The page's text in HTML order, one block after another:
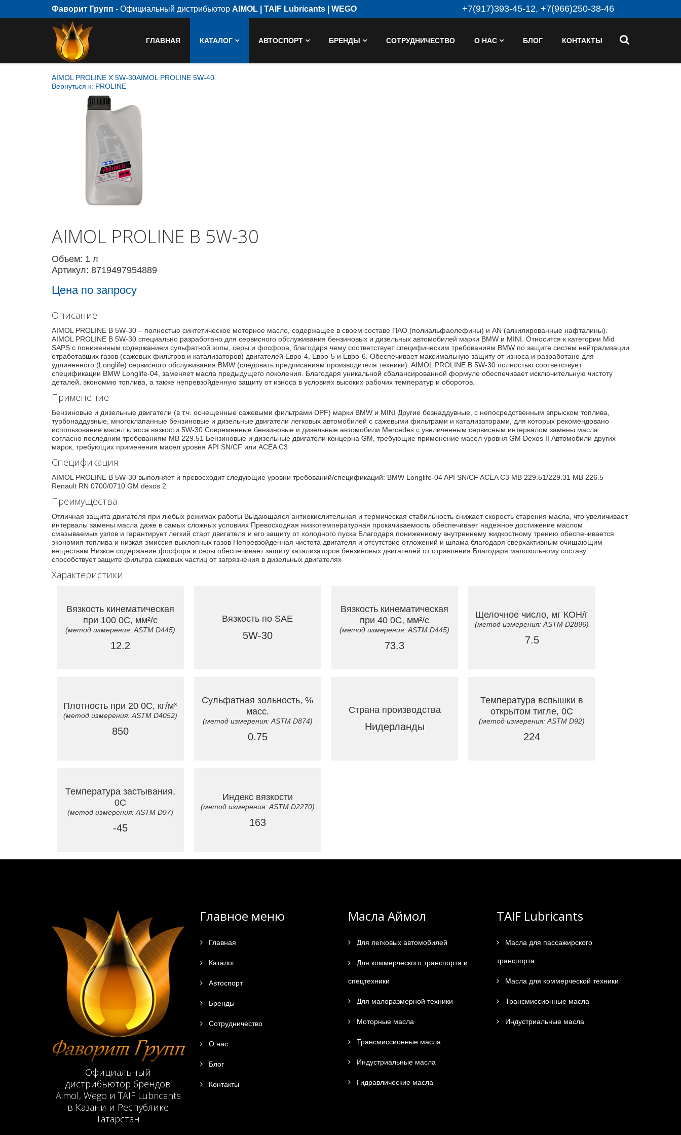
Фаворит Групп - Официальный дистрибьютор AIMOL | TAIF Lubricants | WEGO +7(917)393-45-12, +7(966)250-38-46
ГЛАВНАЯ КАТАЛОГ АВТОСПОРТ БРЕНДЫ СОТРУДНИЧЕСТВО О НАС БЛОГ КОНТАКТЫ
AIMOL PROLINE X 5W-30AIMOL PROLINE 5W-40
Вернуться к: PROLINE
AIMOL PROLINE B 5W-30
Объем: 1 л
Артикул: 8719497954889
Цена по запросу
Описание
AIMOL PROLINE B 5W-30 – полностью синтетическое моторное масло, содержащее в своем составе ПАО (полиальфаолефины) и AN (алкилированные нафталины).
AIMOL PROLINE B 5W-30 специально разработано для сервисного обслуживания бензиновых и дизельных автомобилей марки BMW и MINI. Относится к категории Mid
SAPS с пониженным содержанием сульфатной золы, серы и фосфора, благодаря чему соответствует специфическим требованиям BMW по защите систем нейтрализации
отработавших газов (сажевых фильтров и катализаторов) двигателей Евро-4, Евро-5 и Евро-6. Обеспечивает максимальную защиту от износа и разработано для
удлиненного (Longlife) сервисного обслуживания BMW (следовать предписаниям производителя техники). AIMOL PROLINE B 5W-30 полностью соответствует
спецификации BMW Longlife-04, заменяет масла предыдущего поколения. Благодаря уникальной сбалансированной формуле обеспечивает исключительную чистоту
деталей, экономию топлива, а также непревзойденную защиту от износа в условиях высоких рабочих температур и оборотов.
Применение
Бензиновые и дизельные двигатели (в т.ч. оснещенные сажевыми фильтрами DPF) марки BMW и MINI Другие безнаддувные, с непосредственным впрыском топлива,
турбонаддувные, многоклапанные бензиновые и дизельные двигатели легковых автомобилей с сажевыми фильтрами и катализаторами, для которых рекомендовано
использование масел класса вязкости 5W-30 Современные бензиновые и дизельные автомобили Mercedes с увеличенным сервисным интервалом замены масла
согласно последним требованиям MB 229.51 Бензиновые и дизельные двигатели концерна GM, требующие применение масел уровня GM Dexos II Автомобили других
марок, требующих применения масел уровня API SN/CF или ACEA C3
Спецификация
AIMOL PROLINE B 5W-30 выполняет и превосходит следующие уровни требований/спецификаций: BMW Longlife-04 API SN/CF ACEA C3 MB 229.51/229.31 MB 226.5
Renault RN 0700/0710 GM dexos 2
Преимущества
Отличная защита двигателя при любых режимах работы Выдающаяся антиокислительная и термическая стабильность снижает скорость старения масла, что увеличивает
интервалы замены масла даже в самых сложных условиях Превосходная низкотемпературная прокачиваемость обеспечивает надежное достижение маслом
смазываемых узлов и гарантирует легкий старт двигателя и его защиту от холодного пуска Благодаря пониженному внутреннему жидкостному трению обеспечивается
экономия топлива и низкая эмиссия выхлопных газов Непревзойденная чистота двигателя и отсутствие отложений и шлама благодаря сверхактивным очищающим
веществам Низкое содержание фосфора и серы обеспечивает защиту катализаторов бензиновых двигателей от отравления Благодаря малозольному составу
способствует защите фильтра сажевых частиц от загрязнения в дизельных двигателях
Характеристики
Вязкость кинематическая
при 100 0C, мм²/с
(метод измерения: ASTM D445)
12.2
Вязкость по SAE
5W-30
Вязкость кинематическая
при 40 0C, мм²/с
(метод измерения: ASTM D445)
73.3
Щелочное число, мг КОН/г
(метод измерения: ASTM D2896)
7.5
Плотность при 20 0C, кг/м³
(метод измерения: ASTM D4052)
850
Сульфатная зольность, %
масс.
(метод измерения: ASTM D874)
0.75
Страна производства
Нидерланды
Температура вспышки в
открытом тигле, 0C
(метод измерения: ASTM D92)
224
Температура застывания,
0C
(метод измерения: ASTM D97)
-45
Индекс вязкости
(метод измерения: ASTM D2270)
163
Официальный
дистрибьютор брендов
Aimol, Wego и TAIF Lubricants
в Казани и Республике
Татарстан
Главное меню
Главная
Каталог
Автоспорт
Бренды
Сотрудничество
О нас
Блог
Контакты
Масла Аймол
Для легковых автомобилей
Для коммерческого транспорта и
спецтехники
Для малоразмерной техники
Моторные масла
Трансмиссионные масла
Индустриальные масла
Гидравлические масла
TAIF Lubricants
Масла для пассажирского
транспорта
Масла для коммерческой техники
Трансмиссионные масла
Индустриальные масла